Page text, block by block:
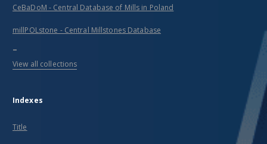
CeBaDoM - Central Database of Mills in Poland
millPOLstone - Central Millstones Database
...
View all collections
Indexes
Title